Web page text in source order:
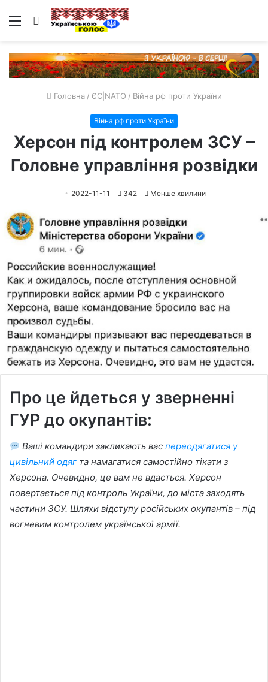
Меню Пошук
Головна / ЄС|NATO / Війна рф проти України
Війна рф проти України
Херсон під контролем ЗСУ –
Головне управління розвідки
2022-11-11 342 Менше хвилини
Про це йдеться у зверненні
ГУР до окупантів:
Ваші командири закликають васпереодягатися у
цивільний одяг та намагатися самостійно тікати з
Херсона. Очевидно, це вам не вдасться. Херсон
повертається під контроль України, до міста заходять
частини ЗСУ. Шляхи відступу російських окупантів – під
вогневим контролем української армії.